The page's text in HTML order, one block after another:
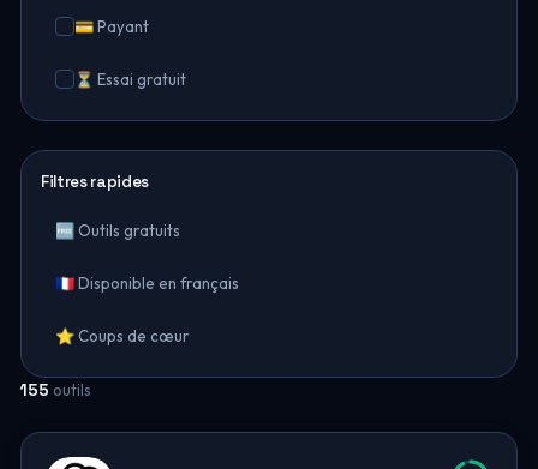
💳 Payant
⏳ Essai gratuit
Filtres rapides
🆓 Outils gratuits
🇫🇷 Disponible en français
⭐ Coups de cœur
155 outils